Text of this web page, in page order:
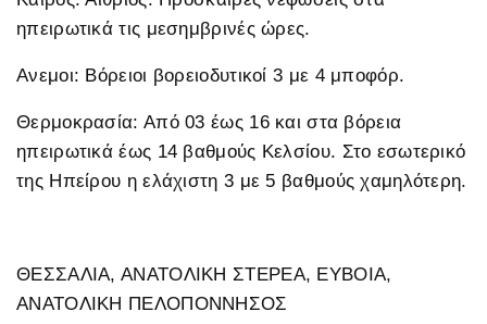
ηπειρωτικά τις μεσημβρινές ώρες.
Ανεμοι: Βόρειοι βορειοδυτικοί 3 με 4 μποφόρ.
Θερμοκρασία: Από 03 έως 16 και στα βόρεια
ηπειρωτικά έως 14 βαθμούς Κελσίου. Στο εσωτερικό
της Ηπείρου η ελάχιστη 3 με 5 βαθμούς χαμηλότερη.
ΘΕΣΣΑΛΙΑ, ΑΝΑΤΟΛΙΚΗ ΣΤΕΡΕΑ, ΕΥΒΟΙΑ,
ΑΝΑΤΟΛΙΚΗ ΠΕΛΟΠΟΝΝΗΣΟΣ